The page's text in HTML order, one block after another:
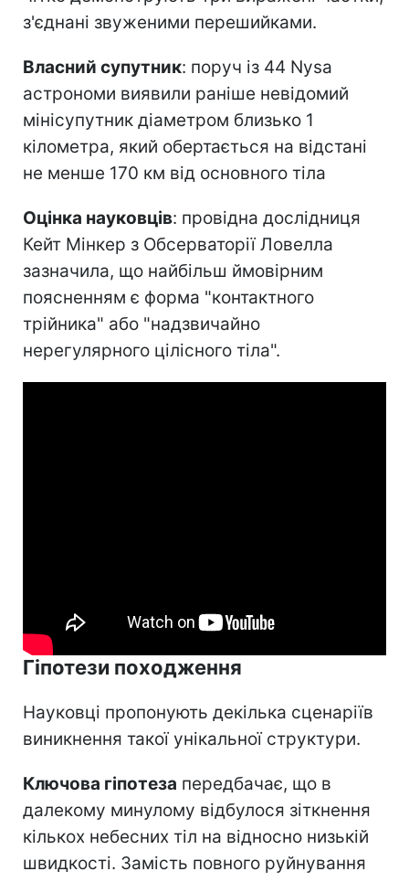
з'єднані звуженими перешийками.
Власний супутник: поруч із 44 Nysa
астрономи виявили раніше невідомий
мінісупутник діаметром близько 1
кілометра, який обертається на відстані
не менше 170 км від основного тіла
Оцінка науковців: провідна дослідниця
Кейт Мінкер з Обсерваторії Ловелла
зазначила, що найбільш ймовірним
поясненням є форма "контактного
трійника" або "надзвичайно
нерегулярного цілісного тіла".
Гіпотези походження
Науковці пропонують декілька сценаріїв
виникнення такої унікальної структури.
Ключова гіпотеза передбачає, що в
далекому минулому відбулося зіткнення
кількох небесних тіл на відносно низькій
швидкості. Замість повного руйнування